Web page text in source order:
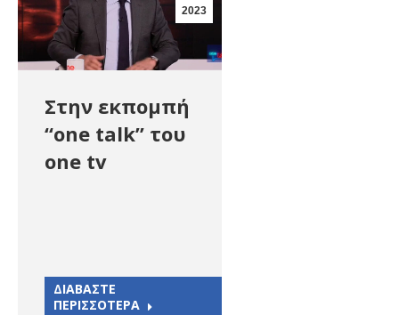
2023
Στην εκπομπή
“one talk” του
one tv
ΔΙΑΒΑΣΤΕ
ΠΕΡΙΣΣΟΤΕΡΑ